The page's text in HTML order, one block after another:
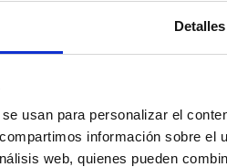
Detalles
usan para personalizar el
información sobre el
web, quienes pueden
que luego se
utilizar un ozonizador de
disuelve en el agua,
y otros